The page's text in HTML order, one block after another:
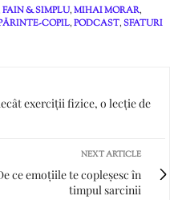
FAIN & SIMPLU,MIHAI MORAR,
COPIL,PODCAST,SFATURI
exerciții fizice, o lecție de
NEXT ARTICLE
ce emoțiile te copleșesc în
timpul sarcinii